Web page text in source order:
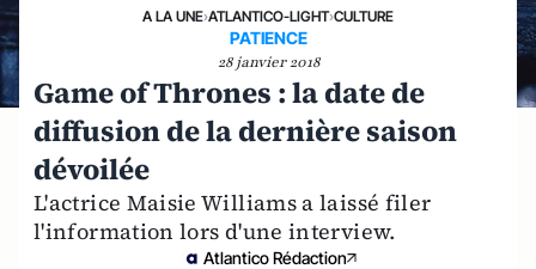
A LA UNE›ATLANTICO-LIGHT›CULTURE
PATIENCE
28 janvier 2018
Game of Thrones : la date de
diffusion de la dernière saison
dévoilée
L'actrice Maisie Williams a laissé filer
l'information lors d'une interview.
Atlantico Rédaction